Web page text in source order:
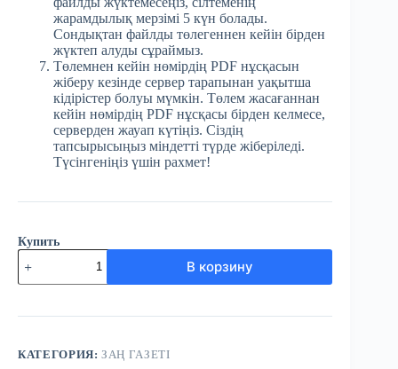
жарамдылық мерзімі 5 күн болады.
Сондықтан файлды төлегеннен кейін бірден
жүктеп алуды сұраймыз.
Төлемнен кейін нөмірдің PDF нұсқасын
жіберу кезінде сервер тарапынан уақытша
кідірістер болуы мүмкін. Төлем жасағаннан
кейін нөмірдің PDF нұсқасы бірден келмесе,
серверден жауап күтіңіз. Сіздің
тапсырысыңыз міндетті түрде жіберіледі.
Түсінгеніңіз үшін рахмет!
Купить
Количество
товара
№7
Заң
қаңтар
В корзину
КАТЕГОРИЯ:ЗАҢ ГАЗЕТІ